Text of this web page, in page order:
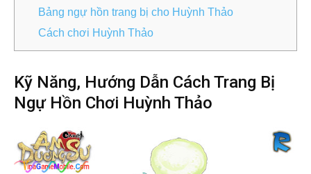
Bảng ngự hồn trang bị cho Huỳnh Thảo
Cách chơi Huỳnh Thảo
Kỹ Năng, Hướng Dẫn Cách Trang Bị
Ngự Hồn Chơi Huỳnh Thảo